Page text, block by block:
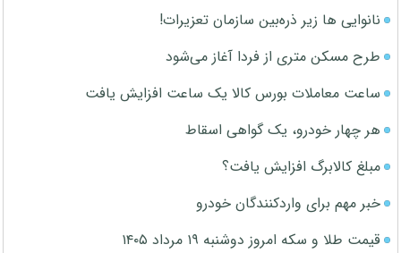
نانوایی ها زیر ذره‌بین سازمان تعزیرات!
طرح مسکن متری از فردا آغاز می‌شود
ساعت معاملات بورس کالا یک ساعت افزایش یافت
هر چهار خودرو، یک گواهی اسقاط
مبلغ کالابرگ افزایش یافت؟
خبر مهم برای واردکنندگان خودرو
قیمت طلا و سکه امروز دوشنبه ۱۹ مرداد ۱۴۰۵